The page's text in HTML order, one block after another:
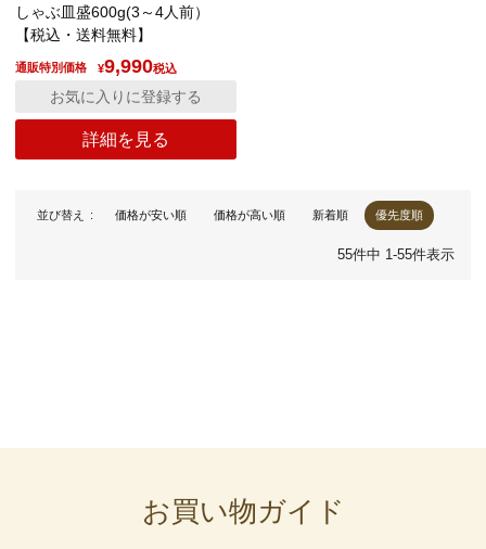
しゃぶ皿盛600g(3～4人前）
【税込・送料無料】
通販特別価格 ¥9,990税込
詳細を見る
お気に入りに登録する
並び替え 価格が安い順 価格が高い順 新着順 優先度順
55件中 1-55件表示
お買い物ガイド